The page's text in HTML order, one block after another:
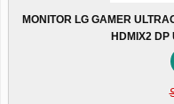
MONITOR LG GAMER
HDMIX2 DP